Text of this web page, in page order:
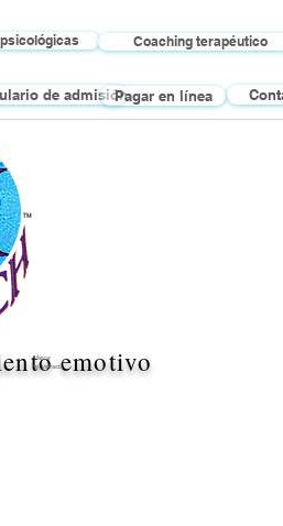
Coaching terapéutico
de admisiónPagar en línea
emotivo
Marca
registrada